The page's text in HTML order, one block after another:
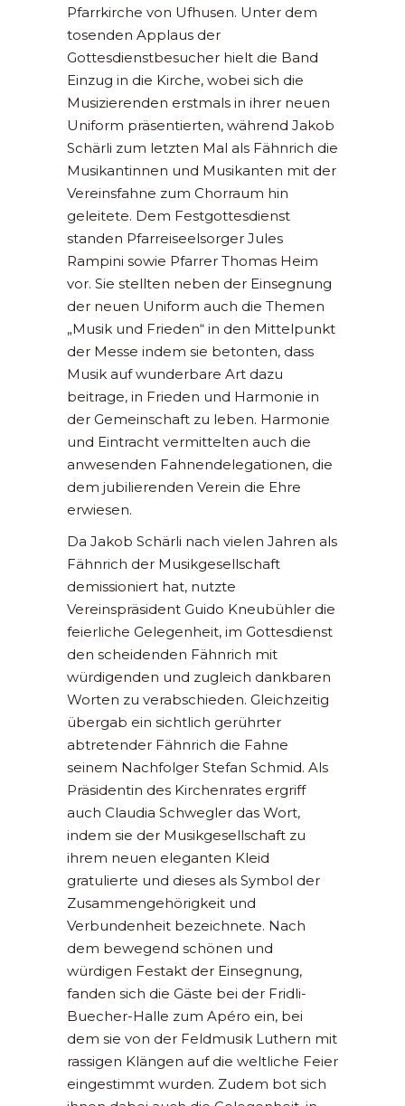
Pfarrkirche von Ufhusen. Unter dem
tosenden Applaus der
Gottesdienstbesucher hielt die Band
Einzug in die Kirche, wobei sich die
Musizierenden erstmals in ihrer neuen
Uniform präsentierten, während Jakob
Schärli zum letzten Mal als Fähnrich die
Musikantinnen und Musikanten mit der
Vereinsfahne zum Chorraum hin
geleitete. Dem Festgottesdienst
standen Pfarreiseelsorger Jules
Rampini sowie Pfarrer Thomas Heim
vor. Sie stellten neben der Einsegnung
der neuen Uniform auch die Themen
„Musik und Frieden“ in den Mittelpunkt
der Messe indem sie betonten, dass
Musik auf wunderbare Art dazu
beitrage, in Frieden und Harmonie in
der Gemeinschaft zu leben. Harmonie
und Eintracht vermittelten auch die
anwesenden Fahnendelegationen, die
dem jubilierenden Verein die Ehre
erwiesen.
Da Jakob Schärli nach vielen Jahren als
Fähnrich der Musikgesellschaft
demissioniert hat, nutzte
Vereinspräsident Guido Kneubühler die
feierliche Gelegenheit, im Gottesdienst
den scheidenden Fähnrich mit
würdigenden und zugleich dankbaren
Worten zu verabschieden. Gleichzeitig
übergab ein sichtlich gerührter
abtretender Fähnrich die Fahne
seinem Nachfolger Stefan Schmid. Als
Präsidentin des Kirchenrates ergriff
auch Claudia Schwegler das Wort,
indem sie der Musikgesellschaft zu
ihrem neuen eleganten Kleid
gratulierte und dieses als Symbol der
Zusammengehörigkeit und
Verbundenheit bezeichnete. Nach
dem bewegend schönen und
würdigen Festakt der Einsegnung,
fanden sich die Gäste bei der Fridli-
Buecher-Halle zum Apéro ein, bei
dem sie von der Feldmusik Luthern mit
rassigen Klängen auf die weltliche Feier
eingestimmt wurden. Zudem bot sich